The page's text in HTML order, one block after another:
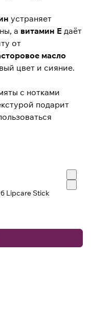
устраняет
а витамин Е даёт
от
масло
цвет и сияние.
с нотками
подарит
Lipcare Stick